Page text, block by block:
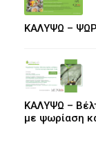
ΚΑΛΥΨΩ –
ΚΑΛΥΨΩ –
με ψωρίαση